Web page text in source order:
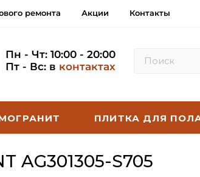
ремонта Акции Контакты
Пн - Чт: 10:00 - 20:00
Пт - Вс: в контактах
ПЛИТКА ДЛЯ
AG301305-S705